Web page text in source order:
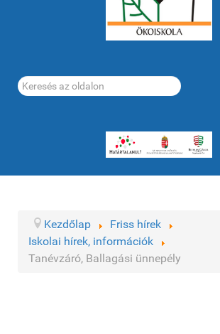
Keresés...
Kezdőlap
Friss hírek
Iskolai hírek, információk
Tanévzáró, Ballagási ünnepély